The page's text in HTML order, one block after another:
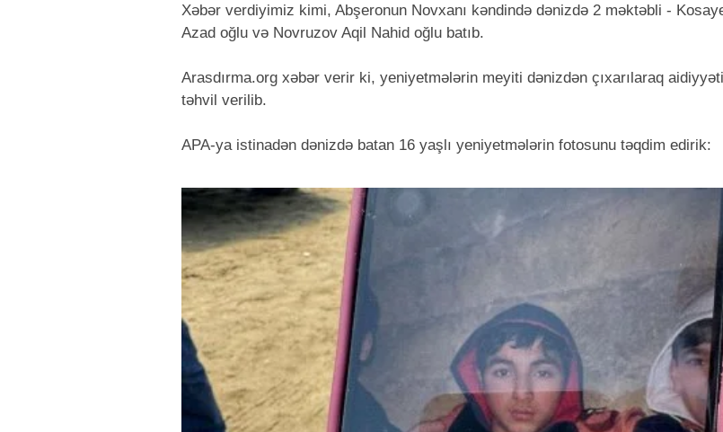
Xəbər verdiyimiz kimi, Abşeronun Novxanı kəndində dənizdə 2 məktəbli -
Azad oğlu və Novruzov Aqil Nahid oğlu batıb.
Arasdırma.org xəbər verir ki, yeniyetmələrin meyiti dənizdən çıxarılaraq
təhvil verilib.
APA-ya istinadən dənizdə batan 16 yaşlı yeniyetmələrin fotosunu təqdim edirik: